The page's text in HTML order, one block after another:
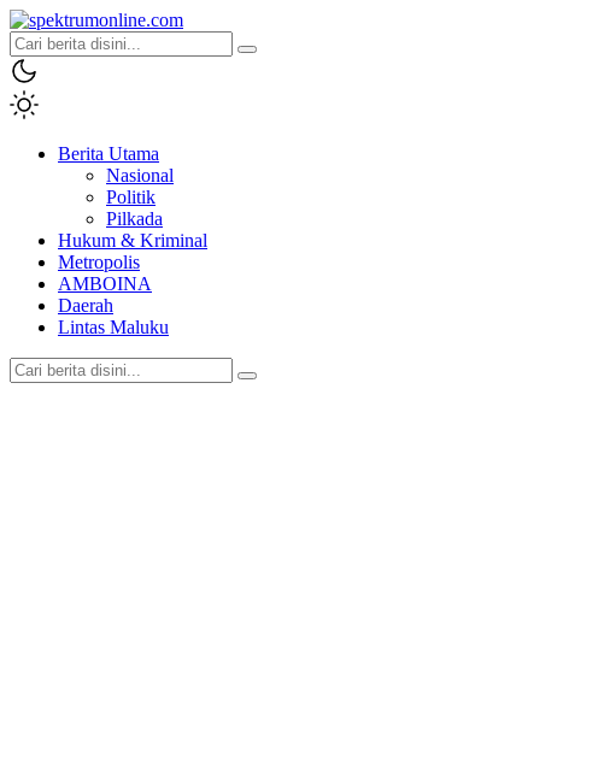
spektrumonline.com
Berita Utama
Nasional
Politik
Pilkada
Hukum & Kriminal
Metropolis
AMBOINA
Daerah
Lintas Maluku